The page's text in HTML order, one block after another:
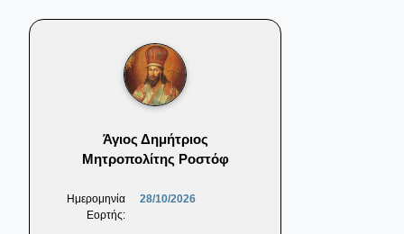
Άγιος Δημήτριος
Μητροπολίτης Ροστόφ
Ημερομηνία
Εορτής:
28/10/2026